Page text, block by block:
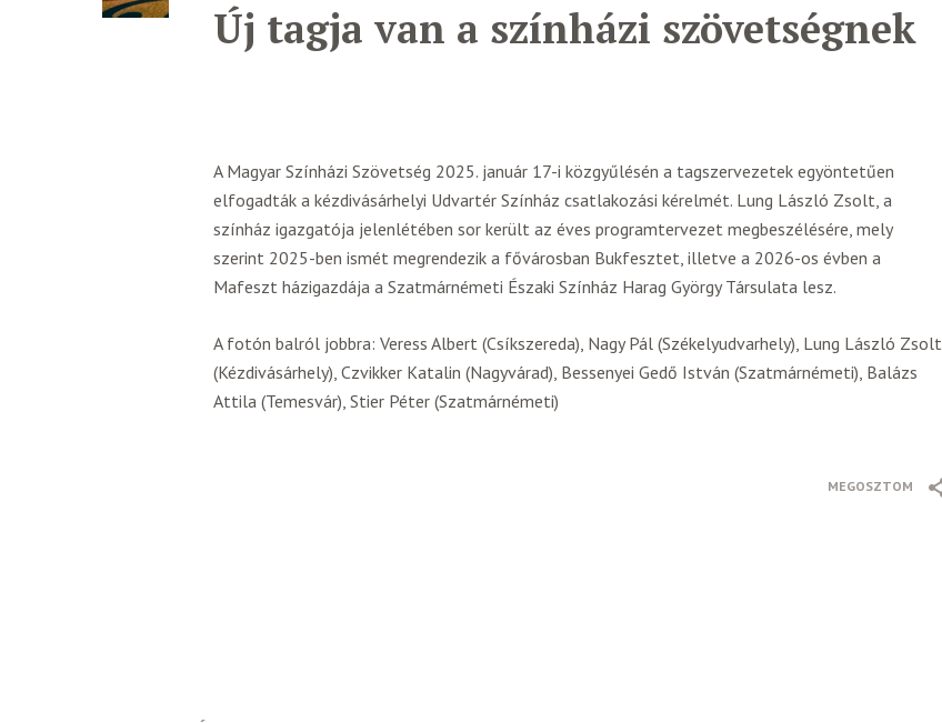
Új tagja van a színházi szövetségnek
A Magyar Színházi Szövetség 2025. január 17-i közgyűlésén a tagszervezetek egyöntetűen
elfogadták a kézdivásárhelyi Udvartér Színház csatlakozási kérelmét. Lung László Zsolt, a
színház igazgatója jelenlétében sor került az éves programtervezet megbeszélésére, mely
szerint 2025-ben ismét megrendezik a fővárosban Bukfesztet, illetve a 2026-os évben a
Mafeszt házigazdája a Szatmárnémeti Északi Színház Harag György Társulata lesz.
A fotón balról jobbra: Veress Albert (Csíkszereda), Nagy Pál (Székelyudvarhely), Lung László Zsolt
(Kézdivásárhely), Czvikker Katalin (Nagyvárad), Bessenyei Gedő István (Szatmárnémeti), Balázs
Attila (Temesvár), Stier Péter (Szatmárnémeti)
MEGOSZTOM